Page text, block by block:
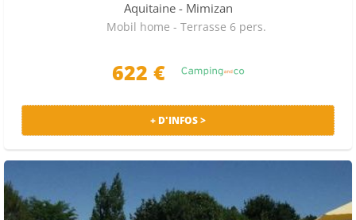
Aquitaine - Mimizan
Mobil home - Terrasse 6 pers.
622 €
+ D'INFOS >